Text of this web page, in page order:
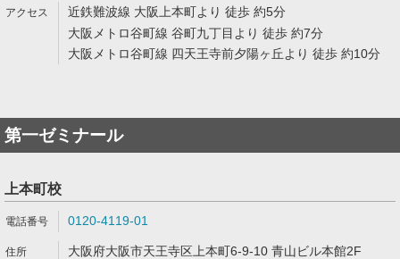
近鉄難波線 大阪上本町より 徒歩 約5分
大阪メトロ谷町線 谷町九丁目より 徒歩 約7分
大阪メトロ谷町線 四天王寺前夕陽ヶ丘より 徒歩 約10分
第一ゼミナール
上本町校
0120-4119-01
大阪府大阪市天王寺区上本町6-9-10 青山ビル本館2F